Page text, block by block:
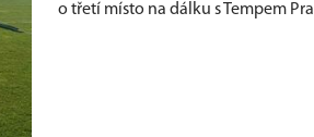
o třetí místo na dálku s Tempem